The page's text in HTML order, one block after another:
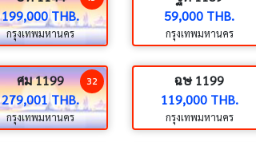
199,000 THB.
กรุงเทพมหานคร
59,000 THB.
กรุงเทพมหานคร
ศม 1199
279,001 THB.
กรุงเทพมหานคร
32
ฉษ 1199
119,000 THB.
กรุงเทพมหานคร